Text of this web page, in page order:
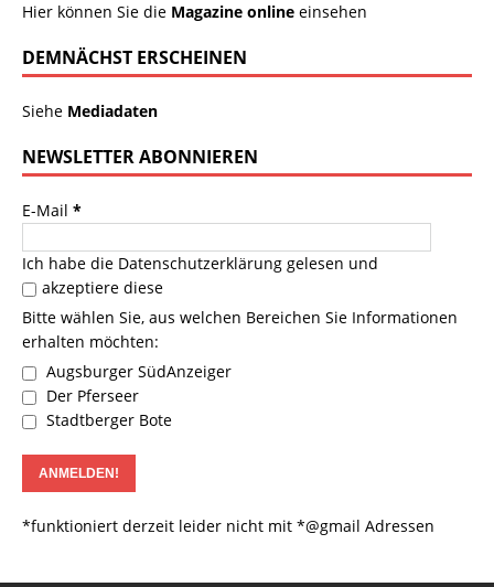
Hier können Sie die Magazine online einsehen
DEMNÄCHST ERSCHEINEN
Siehe Mediadaten
NEWSLETTER ABONNIEREN
E-Mail *
Ich habe die Datenschutzerklärung gelesen und
akzeptiere diese
Bitte wählen Sie, aus welchen Bereichen Sie Informationen
erhalten möchten:
Augsburger SüdAnzeiger
Der Pferseer
Stadtberger Bote
*funktioniert derzeit leider nicht mit *@gmail Adressen